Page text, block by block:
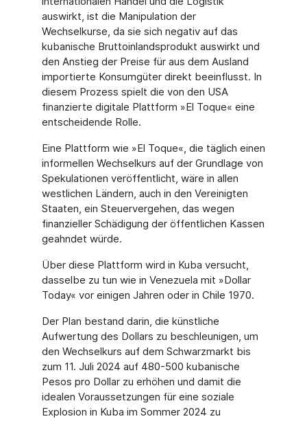
auswirkt, ist die Manipulation der
Wechselkurse, da sie sich negativ auf das
kubanische Bruttoinlandsprodukt auswirkt und
den Anstieg der Preise für aus dem Ausland
importierte Konsumgüter direkt beeinflusst. In
diesem Prozess spielt die von den USA
finanzierte digitale Plattform »El Toque« eine
entscheidende Rolle.
Eine Plattform wie »El Toque«, die täglich einen
informellen Wechselkurs auf der Grund­lage von
Spekulationen veröffentlicht, wäre in allen
westlichen Ländern, auch in den Vereinigten
Staaten, ein Steuervergehen, das wegen
finanzieller Schädigung der öffent­lichen Kassen
geahndet würde.
Über diese Plattform wird in Kuba versucht,
dasselbe zu tun wie in Venezuela mit »Dollar
Today« vor einigen Jahren oder in Chile 1970.
Der Plan bestand darin, die künstliche
Aufwertung des Dollars zu beschleunigen, um
den Wechselkurs auf dem Schwarzmarkt bis
zum 11. Juli 2024 auf 480-500 kubanische
Pesos pro Dollar zu erhöhen und damit die
idealen Voraussetzungen für eine soziale
Explosion in Kuba im Sommer 2024 zu